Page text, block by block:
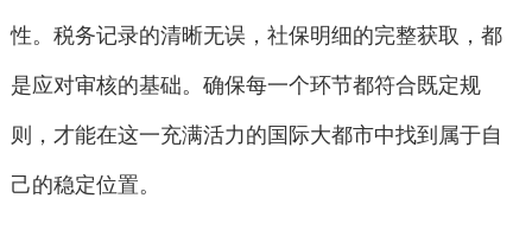
性。税务记录的清晰无误，社保明细的完整获取，都
是应对审核的基础。确保每一个环节都符合既定规
则，才能在这一充满活力的国际大都市中找到属于自
己的稳定位置。